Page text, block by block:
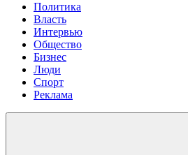
Политика
Власть
Интервью
Общество
Бизнес
Люди
Спорт
Реклама